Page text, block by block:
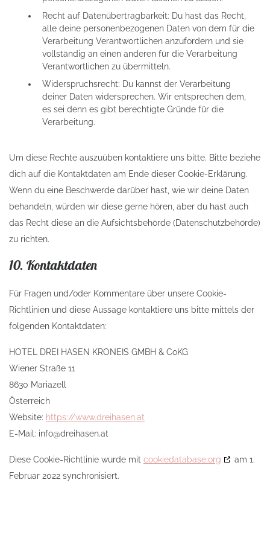
Recht auf Datenübertragbarkeit: Du hast das Recht,
alle deine personenbezogenen Daten von dem für die
Verarbeitung Verantwortlichen anzufordern und sie
vollständig an einen anderen für die Verarbeitung
Verantwortlichen zu übermitteln.
Widerspruchsrecht: Du kannst der Verarbeitung
deiner Daten widersprechen. Wir entsprechen dem,
es sei denn es gibt berechtigte Gründe für die
Verarbeitung.
Um diese Rechte auszuüben kontaktiere uns bitte. Bitte beziehe
dich auf die Kontaktdaten am Ende dieser Cookie-Erklärung.
Wenn du eine Beschwerde darüber hast, wie wir deine Daten
behandeln, würden wir diese gerne hören, aber du hast auch
das Recht diese an die Aufsichtsbehörde (Datenschutzbehörde)
zu richten.
10. Kontaktdaten
Für Fragen und/oder Kommentare über unsere Cookie-
Richtlinien und diese Aussage kontaktiere uns bitte mittels der
folgenden Kontaktdaten:
HOTEL DREI HASEN KRONEIS GMBH & CoKG
Wiener Straße 11
8630 Mariazell
Österreich
Website: https://www.dreihasen.at
E-Mail: info@dreihasen.at
Diese Cookie-Richtlinie wurde mit cookiedatabase.org
am 1.
Februar 2022 synchronisiert.